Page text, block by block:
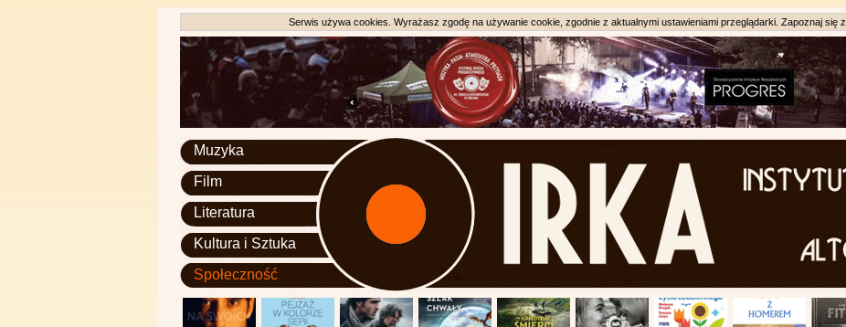
Serwis używa cookies. Wyrażasz zgodę na używanie cookie, zgodnie z aktualnymi ustawieniami przeglądarki. Zapoznaj się z
Muzyka
Film
Literatura
Kultura i Sztuka
Społeczność